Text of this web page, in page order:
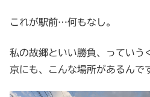
これが駅前…何もなし。
私の故郷といい勝負、っていう
京にも、こんな場所があるんで